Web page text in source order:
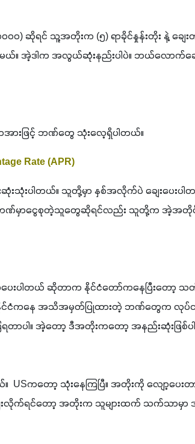
၀) ဆိုရင် သူ့အတိုးက (၅) ရာခိုင်နှုန်းတိုး နဲ့ ချ
ယ်။ အဲ့ဒါက အလွယ်ဆုံးနည်းပါပဲ။ ဘယ်လောက်ချေ
ာအားဖြင့် ဘဏ်တွေ သုံးလေ့ရှိပါတယ်။
Rate (APR)
းသုံးပါတယ်။ သူတို့မှာ နှစ်အလိုက်ပဲ ချေးပေးပါ
ဘဏ်မှာငွေစုတဲ့သူတွေဆိုရင်လည်း သူတို့က အဲ့အတို
ေးပါတယ် ဆိုတာက နိုင်ငံတော်ကနေပြီးတော့
ငံကနေ အသိအမှတ်ပြုထားတဲ့ ဘဏ်တွေက လုပ်ငန်
ရတာပါ။ အဲ့တော့ ဒီအတိုးကတော့ အနည်းဆုံးဖြစ်
USကတော့ သုံးနေကြပြီ။ အတိုးကို လျော့ပေး
ေးလိုက်ရင်တော့ အတိုးက သူများထက် သက်သာမှာ